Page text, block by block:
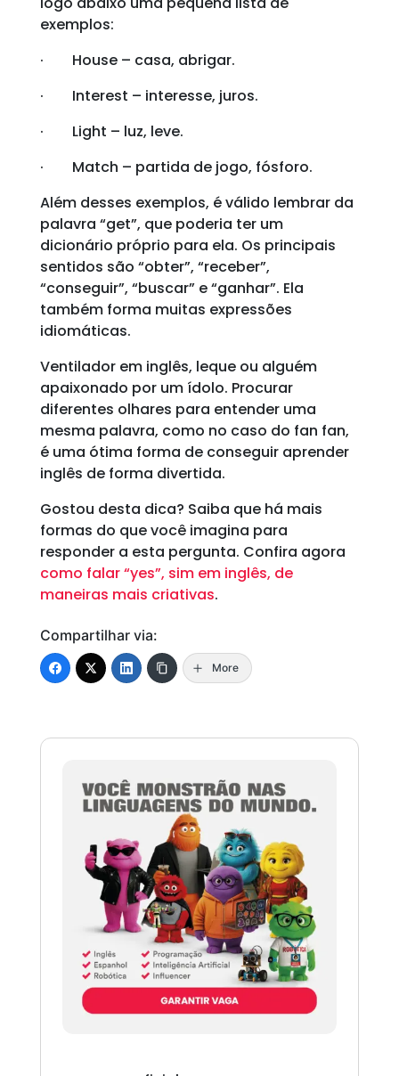
exemplos:
· House – casa, abrigar.
· Interest – interesse, juros.
· Light – luz, leve.
· Match – partida de jogo, fósforo.
Além desses exemplos, é válido lembrar da
palavra “get”, que poderia ter um
dicionário próprio para ela. Os principais
sentidos são “obter”, “receber”,
“conseguir”, “buscar” e “ganhar”. Ela
também forma muitas expressões
idiomáticas.
Ventilador em inglês, leque ou alguém
apaixonado por um ídolo. Procurar
diferentes olhares para entender uma
mesma palavra, como no caso do fan fan,
é uma ótima forma de conseguir aprender
inglês de forma divertida.
Gostou desta dica? Saiba que há mais
formas do que você imagina para
responder a esta pergunta. Confira agora
como falar “yes”, sim em inglês, de
maneiras mais criativas.
Compartilhar via:
More